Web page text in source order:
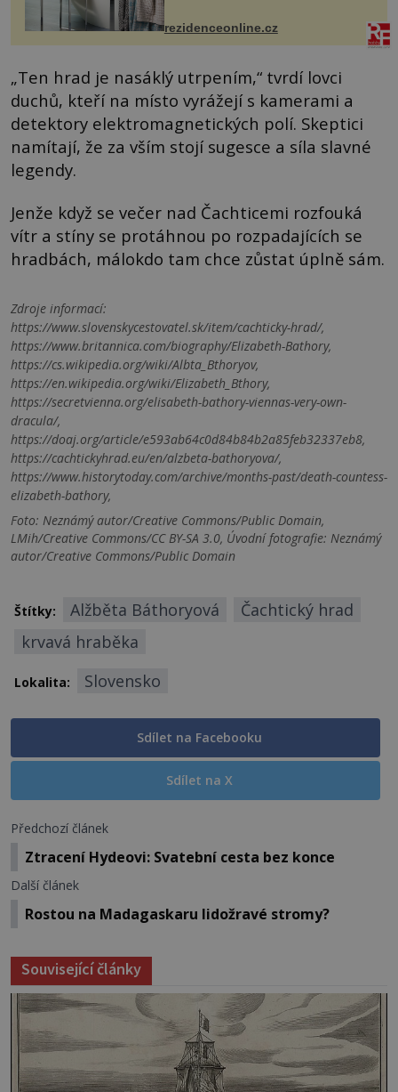
ručníky, osušky a koberečky –
mohou jako mávnutím kouzelného
proutku...
rezidenceonline.cz
„Ten hrad je nasáklý utrpením,“ tvrdí lovci
duchů, kteří na místo vyrážejí s kamerami a
detektory elektromagnetických polí. Skeptici
namítají, že za vším stojí sugesce a síla slavné
legendy.
Jenže když se večer nad Čachticemi rozfouká
vítr a stíny se protáhnou po rozpadajících se
hradbách, málokdo tam chce zůstat úplně sám.
Zdroje informací:
https://www.slovenskycestovatel.sk/item/cachticky-hrad/,
https://www.britannica.com/biography/Elizabeth-Bathory,
https://cs.wikipedia.org/wiki/Albta_Bthoryov,
https://en.wikipedia.org/wiki/Elizabeth_Bthory,
https://secretvienna.org/elisabeth-bathory-viennas-very-own-
dracula/,
https://doaj.org/article/e593ab64c0d84b84b2a85feb32337eb8,
https://cachtickyhrad.eu/en/alzbeta-bathoryova/,
https://www.historytoday.com/archive/months-past/death-countess-
elizabeth-bathory,
Foto: Neznámý autor/Creative Commons/Public Domain,
LMih/Creative Commons/CC BY-SA 3.0, Úvodní fotografie: Neznámý
autor/Creative Commons/Public Domain
Štítky: Alžběta Báthoryová
Čachtický hrad
krvavá hraběka
Lokalita: Slovensko
Sdílet na Facebooku
Sdílet na X
Předchozí článek
Ztracení Hydeovi: Svatební cesta bez konce
Další článek
Rostou na Madagaskaru lidožravé stromy?
Související články